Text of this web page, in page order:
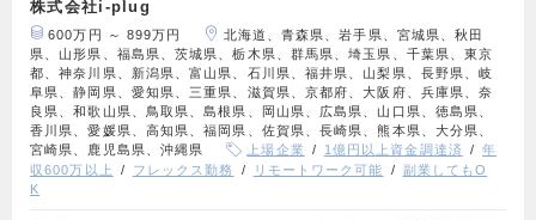
株式会社i-plug
600万円 ～ 899万円
北海道、青森県、岩手県、宮城県、秋田
県、山形県、福島県、茨城県、栃木県、群馬県、埼玉県、千葉県、東京
都、神奈川県、新潟県、富山県、石川県、福井県、山梨県、長野県、岐
阜県、静岡県、愛知県、三重県、滋賀県、京都府、大阪府、兵庫県、奈
良県、和歌山県、鳥取県、島根県、岡山県、広島県、山口県、徳島県、
香川県、愛媛県、高知県、福岡県、佐賀県、長崎県、熊本県、大分県、
宮崎県、鹿児島県、沖縄県
上場企業 1億円以上資金調達済
年
収600万以上
フレックス勤務 リモートワーク可能
副業してもO
K